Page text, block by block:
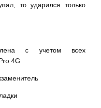
то ударился только
с учетом всех
4G